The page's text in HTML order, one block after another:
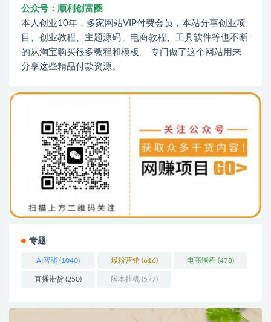
公众号：顺利创富圈
本人创业10年，多家网站VIP付费会员，本站分享创业项
目、创业教程、主题源码、电商教程、工具软件等也不断
的从淘宝购买很多教程和模板。 专门做了这个网站用来
分享这些精品付款资源。
专题
AI智能 (1040) 爆粉营销 (616) 电商课程 (478)
直播带货 (250) 脚本挂机 (577)